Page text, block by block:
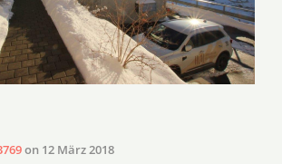
on 12 März 2018